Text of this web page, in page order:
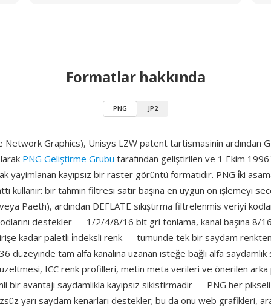
Formatlar hakkında
PNG JP2
Network Graphics), Unisys LZW patent tartismasinin ardından
PNG Geliştirme Grubu tarafından geliştirilen ve 1 Ekim
yayimlanan kayıpsız bir raster görüntü formatıdır. PNG i̇ki
kullanır: bir tahmin filtresi satır başına en uygun ön işlemeyi
Paeth), ardından DEFLATE sıkıştırma filtrelenmis veriyi
destekler — 1/2/4/8/16 bit gri tonlama, kanal başına 8/
kadar paletli i̇ndeksli renk — tumunde tek bir saydam renkten
düzeyinde tam alfa kanalina uzanan isteğe bağlı alfa saydamlık
ICC renk profilleri, metin meta verileri ve önerilen
bir avantajı saydamlikla kayıpsız sikistirmadir — PNG her
yarı saydam kenarları destekler; bu da onu web grafikleri,